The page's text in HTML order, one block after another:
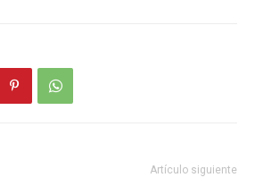
Artículo siguiente